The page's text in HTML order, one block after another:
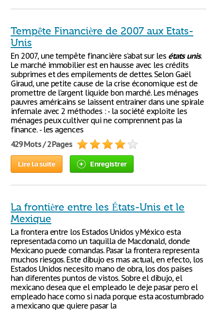
Tempête Financière de 2007 aux Etats-
Unis
En 2007, une tempête financière s’abat sur les états unis.
Le marché immobilier est en hausse avec les crédits
subprimes et des empilements de dettes. Selon Gaël
Giraud, une petite cause de la crise économique est de
promettre de l’argent liquide bon marché. Les ménages
pauvres américains se laissent entrainer dans une spirale
infernale avec 2 méthodes : - la société exploite les
ménages peux cultiver qui ne comprennent pas la
finance. - les agences
429 Mots / 2 Pages
Lire la suite Enregistrer
La frontière entre les États-Unis et le
Mexique
La frontera entre los Estados Unidos y México esta
representada como un taquilla de Macdonald, donde
Mexicano puede comandas. Pasar la frontera representa
muchos riesgos. Este dibujo es mas actual, en efecto, los
Estados Unidos necesito mano de obra, los dos países
han diferentes puntos de vistos. Sobre el dibujo, el
mexicano desea que el empleado le deje pasar pero el
empleado hace como si nada porque esta acostumbrado
a mexicano que quiere pasar la